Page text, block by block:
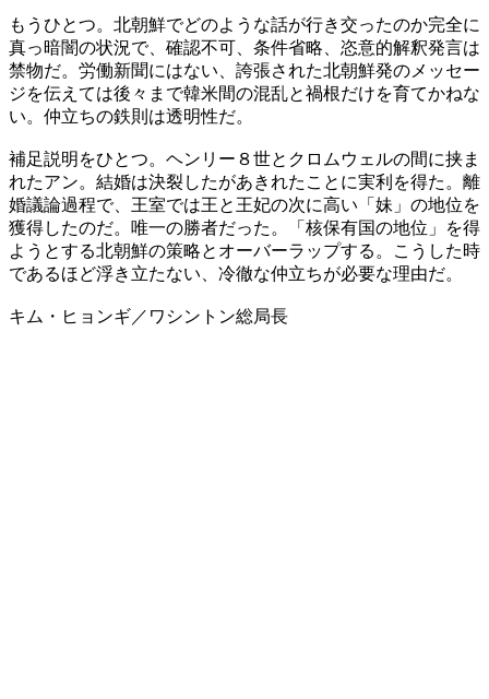
もうひとつ。北朝鮮でどのような話が行き交ったのか完全に
真っ暗闇の状況で、確認不可、条件省略、恣意的解釈発言は
禁物だ。労働新聞にはない、誇張された北朝鮮発のメッセー
ジを伝えては後々まで韓米間の混乱と禍根だけを育てかねな
い。仲立ちの鉄則は透明性だ。
補足説明をひとつ。ヘンリー８世とクロムウェルの間に挟ま
れたアン。結婚は決裂したがあきれたことに実利を得た。離
婚議論過程で、王室では王と王妃の次に高い「妹」の地位を
獲得したのだ。唯一の勝者だった。「核保有国の地位」を得
ようとする北朝鮮の策略とオーバーラップする。こうした時
であるほど浮き立たない、冷徹な仲立ちが必要な理由だ。
キム・ヒョンギ／ワシントン総局長